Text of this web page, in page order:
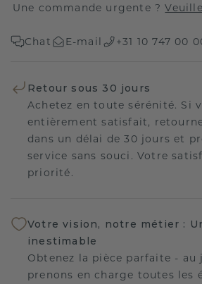
Une commande urgente ?
Chat E-mail +31 10 747 00
Retour sous 30 jours
Achetez en toute sérénité. Si
entièrement satisfait,
dans un délai de 30 jours et
service sans souci. Votre
priorité.
Votre vision, notre métier :
inestimable
Obtenez la pièce parfaite - au
prenons en charge toutes les